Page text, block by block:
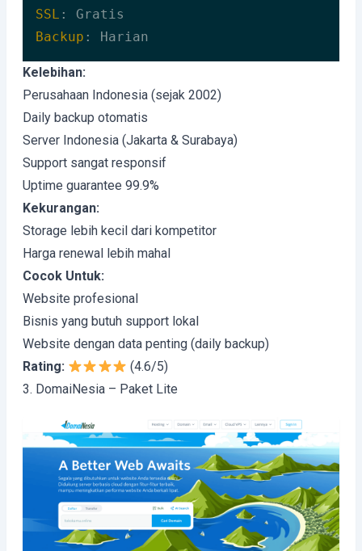
SSL
Backup : Harian
Code language:
Kelebihan:
Perusahaan Indonesia (sejak 2002)
Daily backup otomatis
Server Indonesia (Jakarta & Surabaya)
Support sangat responsif
Uptime guarantee 99.9%
Kekurangan:
Storage lebih kecil dari kompetitor
Harga renewal lebih mahal
Cocok Untuk:
Website profesional
Bisnis yang butuh support lokal
Website dengan data penting (daily backup)
Rating:
(4.6/5)
3. DomaiNesia – Paket Lite